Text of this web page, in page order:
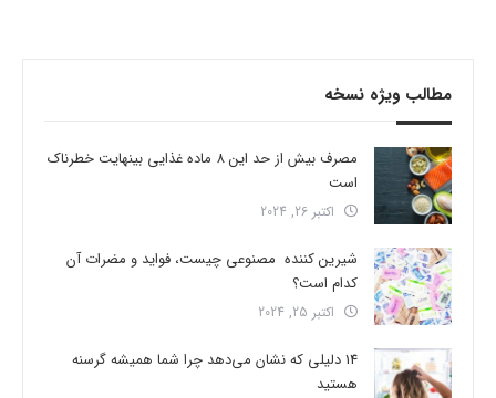
مطالب ویژه نسخه
مصرف بیش از حد این 8 ماده غذایی بینهایت خطرناک
است
اکتبر 26, 2024
شیرین کننده مصنوعی چیست، فواید و مضرات آن
کدام است؟
اکتبر 25, 2024
14 دلیلی که نشان می‌دهد چرا شما همیشه گرسنه
هستید